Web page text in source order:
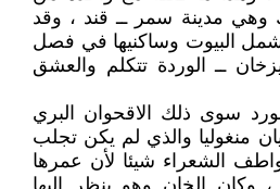
وهي مدينة سمر ــ قند ، وقد
شمل البيوت وساكنيها في فصل
ــ الوردة تتكلم والعشق
سوى ذلك الاقحوان البري
منغوليا والذي لم يكن تجلب
الشعراء شيئا لأن عمرها